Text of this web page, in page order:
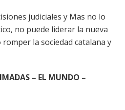
judiciales y Mas no lo
no puede liderar la nueva
la sociedad catalana y
– EL MUNDO –